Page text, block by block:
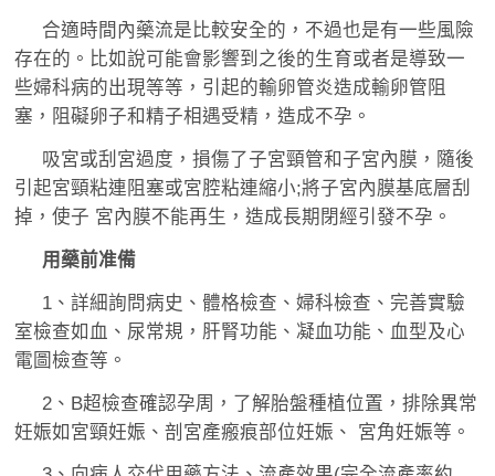
合適時間內藥流是比較安全的，不過也是有一些風險
存在的。比如說可能會影響到之後的生育或者是導致一
些婦科病的出現等等，引起的輸卵管炎造成輸卵管阻
塞，阻礙卵子和精子相遇受精，造成不孕。
吸宮或刮宮過度，損傷了子宮頸管和子宮內膜，隨後
引起宮頸粘連阻塞或宮腔粘連縮小;將子宮內膜基底層刮
掉，使子 宮內膜不能再生，造成長期閉經引發不孕。
用藥前准備
1、詳細詢問病史、體格檢查、婦科檢查、完善實驗
室檢查如血、尿常規，肝腎功能、凝血功能、血型及心
電圖檢查等。
2、B超檢查確認孕周，了解胎盤種植位置，排除異常
妊娠如宮頸妊娠、剖宮產瘢痕部位妊娠、 宮角妊娠等。